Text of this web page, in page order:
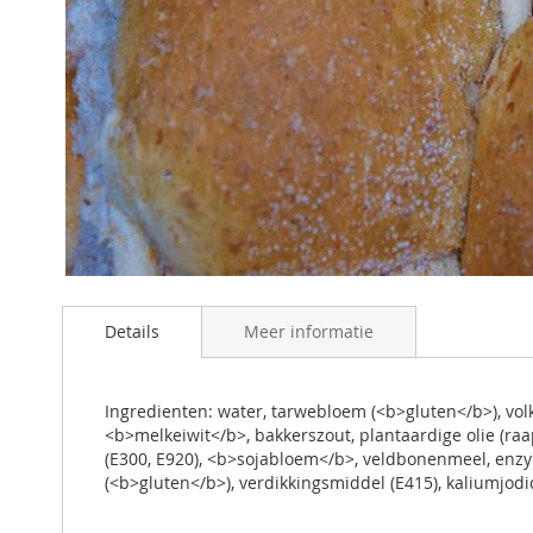
naar
afbeeldingen-
gallerij
Details
Ingredienten: water, tarwebloem (<b>gluten</b>),
<b>melkeiwit</b>, bakkerszout, plantaardige olie
(E300, E920), <b>sojabloem</b>, veldbonenmeel,
(<b>gluten</b>), verdikkingsmiddel (E415),
Meer informatie